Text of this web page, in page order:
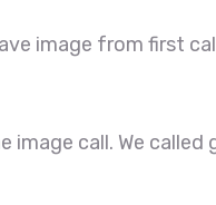
image from first
image call. We called